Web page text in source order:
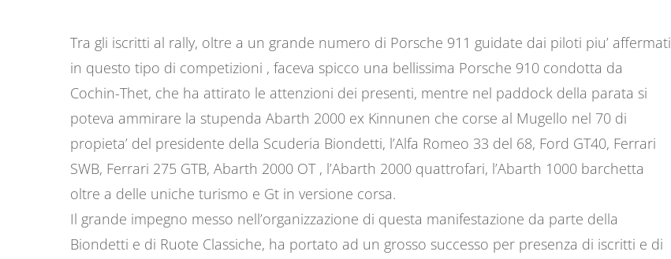
Tra gli iscritti al rally, oltre a un grande numero di Porsche 911 guidate dai piloti piu’ affermati
in questo tipo di competizioni , faceva spicco una bellissima Porsche 910 condotta da
Cochin-Thet, che ha attirato le attenzioni dei presenti, mentre nel paddock della parata si
poteva ammirare la stupenda Abarth 2000 ex Kinnunen che corse al Mugello nel 70 di
propieta’ del presidente della Scuderia Biondetti, l’Alfa Romeo 33 del 68, Ford GT40, Ferrari
SWB, Ferrari 275 GTB, Abarth 2000 OT , l’Abarth 2000 quattrofari, l’Abarth 1000 barchetta
oltre a delle uniche turismo e Gt in versione corsa.
Il grande impegno messo nell’organizzazione di questa manifestazione da parte della
Biondetti e di Ruote Classiche, ha portato ad un grosso successo per presenza di iscritti e di